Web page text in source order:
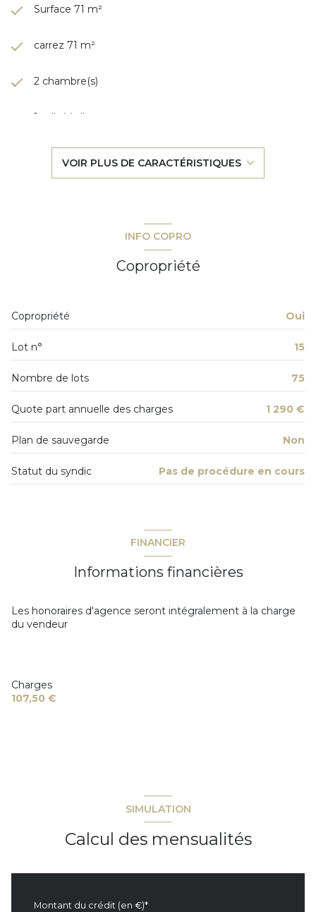
Surface 71 m²
carrez 71 m²
2 chambre(s)
1 salle(s) d'eau
Chauffage collectif : autre (autre)
2ème étage
vue dégagée
cave
balcon
quartier Frejus, Frejus Centre
VOIR PLUS DE CARACTÉRISTIQUES
INFO COPRO
Copropriété
Copropriété Oui
Lot n° 15
Nombre de lots 75
Quote part annuelle des charges 1 290 €
Plan de sauvegarde Non
Statut du syndic Pas de procédure en cours
FINANCIER
Informations financières
Les honoraires d'agence seront intégralement à la charge
du vendeur
Charges
107,50 €
SIMULATION
Calcul des mensualités
Montant du crédit (en €)*